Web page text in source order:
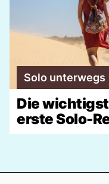
Solo unterwegs
Die
erste Solo-